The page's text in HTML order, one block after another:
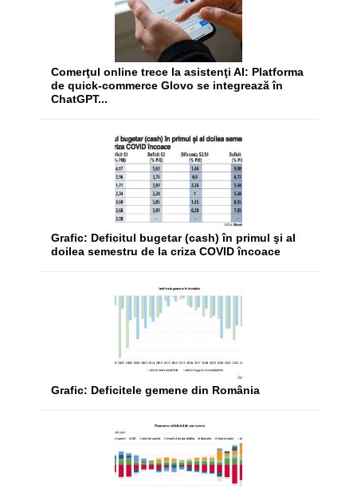
Comerţul online trece la asistenţi AI: Platforma
de quick-commerce Glovo se integrează în
ChatGPT...
Grafic: Deficitul bugetar (cash) în primul şi al
doilea semestru de la criza COVID încoace
Grafic: Deficitele gemene din România